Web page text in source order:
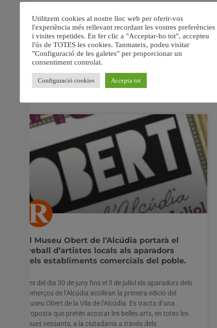
per a construir un edifici a la població africana de
Baasneere, agermanada amb Algemesí L’Ajuntament
d’Algemesí i l’associació Algemesí Solidari han ficat en
marxa un taller que dona treball a 8 joves en la
construcció de blocs de terra comprimida. Es
24 juny, 2016
El Museu Obert de l’Alcúdia portarà el
treball d’artistes locals als aparadors
dels establiments comercials del poble.
Des del dia 30 de juny fins el 3 de juliol els aparadors dels
comerços de l’Alcúdia acolliran la primera edició del
Museu Obert de la Vila de l’Alcúdia. Es tracta d’una
proposta que pretén acostar les belles arts, en totes les
seues vessants, a la ciutadania a través dels